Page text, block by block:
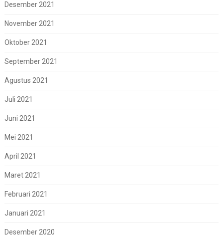
Desember 2021
November 2021
Oktober 2021
September 2021
Agustus 2021
Juli 2021
Juni 2021
Mei 2021
April 2021
Maret 2021
Februari 2021
Januari 2021
Desember 2020